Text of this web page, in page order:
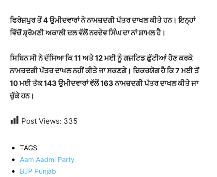
ਫਿਰੋਜ਼ਪੁਰ ਤੋਂ 4 ਉਮੀਦਵਾਰਾਂ ਨੇ ਨਾਮਜ਼ਦਗੀ ਪੱਤਰ ਦਾਖਲ ਕੀਤੇ ਹਨ। ਇਨ੍ਹਾਂ
ਵਿੱਚੋਂ ਸ਼੍ਰੋਮਣੀ ਅਕਾਲੀ ਦਲ ਵੱਲੋਂ ਨਰਦੇਵ ਸਿੰਘ ਦਾ ਨਾਂ ਸ਼ਾਮਲ ਹੈ।
ਸਿਬਿਨ ਸੀ ਨੇ ਦੱਸਿਆ ਕਿ 11 ਅਤੇ 12 ਮਈ ਨੂੰ ਗਜ਼ਟਿਡ ਛੁੱਟੀਆਂ ਹੋਣ ਕਰਕੇ
ਨਾਮਜ਼ਦਗੀ ਪੱਤਰ ਦਾਖਲ ਨਹੀਂ ਕੀਤੇ ਜਾ ਸਕਣਗੇ। ਜ਼ਿਕਰਯੋਗ ਹੈ ਕਿ 7 ਮਈ ਤੋਂ
10 ਮਈ ਤੱਕ 143 ਉਮੀਦਵਾਰਾਂ ਵੱਲੋਂ 163 ਨਾਮਜ਼ਦਗੀ ਪੱਤਰ ਦਾਖਲ ਕੀਤੇ ਜਾ
ਚੁੱਕੇ ਹਨ।
Post Views: 335
TAGS
Aam Aadmi Party
BJP Punjab